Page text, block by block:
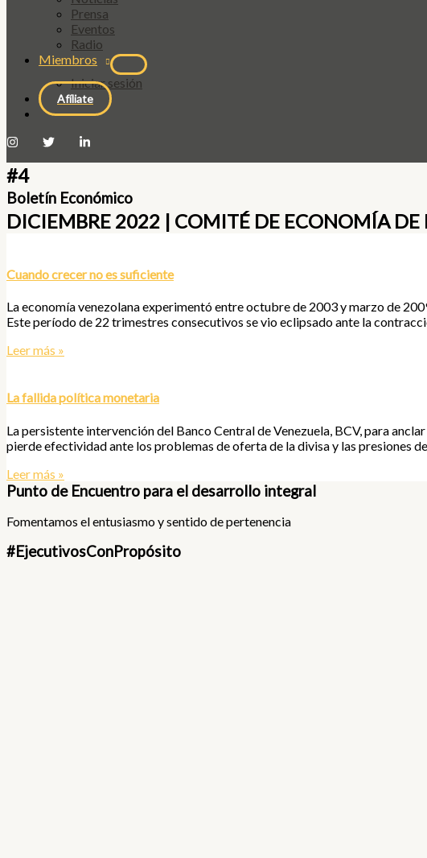
Prensa
Eventos
Radio
Miembros
Iniciar sesión
Afíliate
#4
Boletín Económico
DICIEMBRE 2022 | COMITÉ DE ECONOMÍA DE
Cuando crecer no es suficiente
La economía venezolana experimentó entre octubre de 2003 y marzo de
Este período de 22 trimestres consecutivos se vio eclipsado ante la
Leer más »
La fallida política monetaria
La persistente intervención del Banco Central de Venezuela, BCV, para
pierde efectividad ante los problemas de oferta de la divisa y las presiones de
Leer más »
Punto de Encuentro para el desarrollo integral
Fomentamos el entusiasmo y sentido de pertenencia
#EjecutivosConPropósito